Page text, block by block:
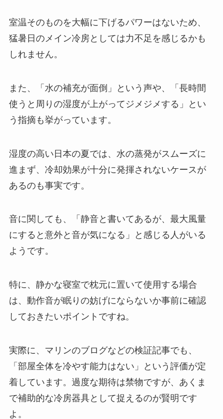
室温そのものを大幅に下げるパワーはないため、
猛暑日のメイン冷房としては力不足を感じるかも
しれません。
また、「水の補充が面倒」という声や、「長時間
使うと周りの湿度が上がってジメジメする」とい
う指摘も挙がっています。
湿度の高い日本の夏では、水の蒸発がスムーズに
進まず、冷却効果が十分に発揮されないケースが
あるのも事実です。
音に関しても、「静音と書いてあるが、最大風量
にすると意外と音が気になる」と感じる人がいる
ようです。
特に、静かな寝室で枕元に置いて使用する場合
は、動作音が眠りの妨げにならないか事前に確認
しておきたいポイントですね。
実際に、マリンのブログなどの検証記事でも、
「部屋全体を冷やす能力はない」という評価が定
着しています。過度な期待は禁物ですが、あくま
で補助的な冷房器具として捉えるのが賢明です
よ。